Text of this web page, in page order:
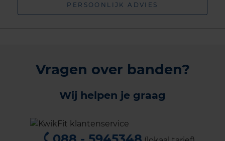
PERSOONLIJK ADVIES
Vragen over banden?
Wij helpen je graag